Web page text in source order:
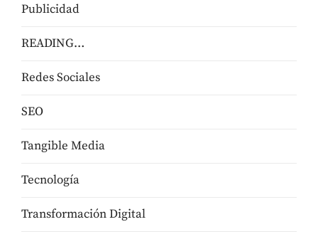
Publicidad
READING…
Redes Sociales
SEO
Tangible Media
Tecnologí­a
Transformación Digital